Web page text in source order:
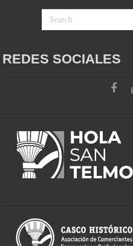
REDES SOCIALES